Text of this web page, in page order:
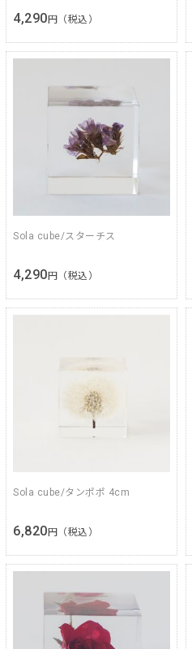
4,290 円（税込）
Sola cube/スターチス
4,290 円（税込）
Sola cube/タンポポ 4cm
6,820 円（税込）